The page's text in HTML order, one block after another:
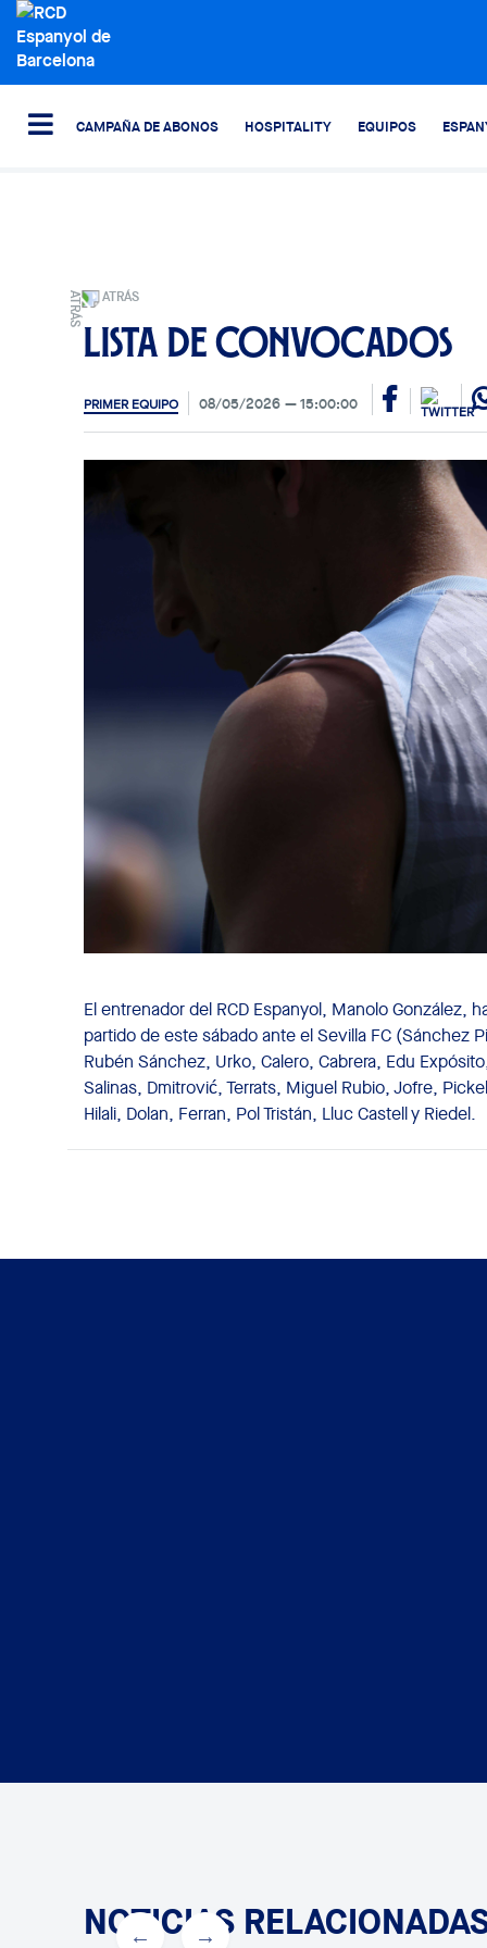
CAMPAÑA DE ABONOS HOSPITALITY EQUIPOS
ATRÁS
Lista de convocados
PRIMER EQUIPO 08/05/2026 15:00:00
El entrenador del RCD Espanyol, Manolo González,
partido de este sábado ante el Sevilla FC (Sánchez
Rubén Sánchez, Urko, Calero, Cabrera, Edu
Salinas, Dmitrović, Terrats, Miguel Rubio, Jofre,
Hilali, Dolan, Ferran, Pol Tristán, Lluc Castell y Riedel.
NOTICIAS